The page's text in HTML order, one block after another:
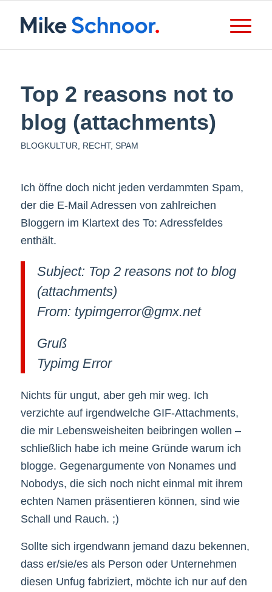
Top 2 reasons not to
blog (attachments)
BLOGKULTUR RECHT, SPAM
Ich öffne doch nicht jeden verdammten Spam,
der die E-Mail Adressen von zahlreichen
Bloggern im Klartext des To: Adressfeldes
enthält.
Subject: Top 2 reasons not to blog
(attachments)
From: typimgerror@gmx.net
Gruß
Typimg Error
Nichts für ungut, aber geh mir weg. Ich
verzichte auf irgendwelche GIF-Attachments,
die mir Lebensweisheiten beibringen wollen –
schließlich habe ich meine Gründe warum ich
blogge. Gegenargumente von Nonames und
Nobodys, die sich noch nicht einmal mit ihrem
echten Namen präsentieren können, sind wie
Schall und Rauch. ;)
Sollte sich irgendwann jemand dazu bekennen,
dass er/sie/es als Person oder Unternehmen
diesen Unfug fabriziert, möchte ich nur auf den